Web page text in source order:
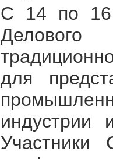
С 14 по 16
Делового
для
индустрии
Участники